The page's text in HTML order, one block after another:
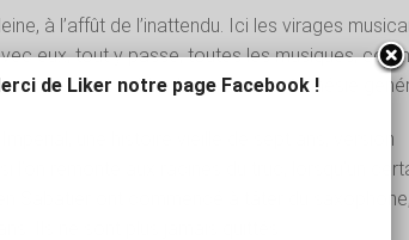
à l’affût de l’inattendu. Ici les virages
eux, tout y passe, toutes les musiques,
faisant oublier les premiers. Amnésie
une histoire vieille de sept ans, version
l’on remonte aux racines du truc, lorsqu’un
Sabatier ont commencé à tâter du saxophone,
Ils ne sont plus jamais quittés.
de Liker notre page Facebook !